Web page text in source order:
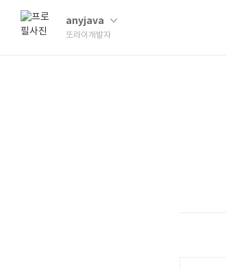
anyjava
또라이개발자